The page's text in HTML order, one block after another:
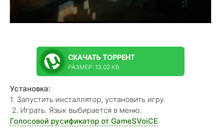
СКАЧАТЬ ТОРРЕНТ
РАЗМЕР: 13.02 KB
Установка:
1. Запустить инсталлятор, установить игру.
2. Играть. Язык выбирается в меню.
Голосовой русификатор от GameSVoiCE